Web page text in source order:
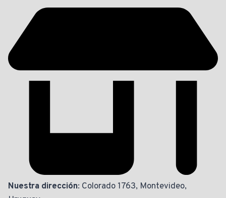
Nuestra dirección: Colorado 1763, Montevideo,